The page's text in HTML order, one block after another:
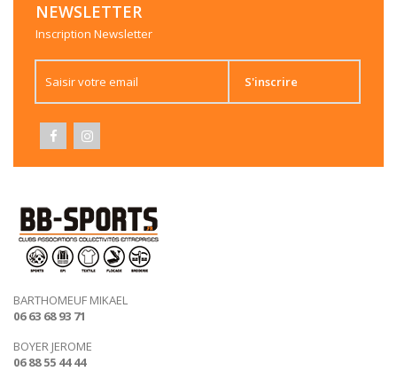
NEWSLETTER
Inscription Newsletter
S'inscrire
BARTHOMEUF MIKAEL
06 63 68 93 71
BOYER JEROME
06 88 55 44 44